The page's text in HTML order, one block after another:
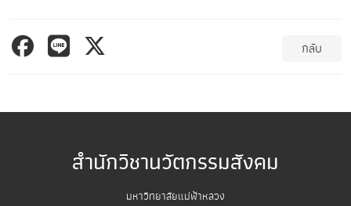
กลับ
สำนักวิชานวัตกรรมสังคม
มหาวิทยาลัยแม่ฟ้าหลวง